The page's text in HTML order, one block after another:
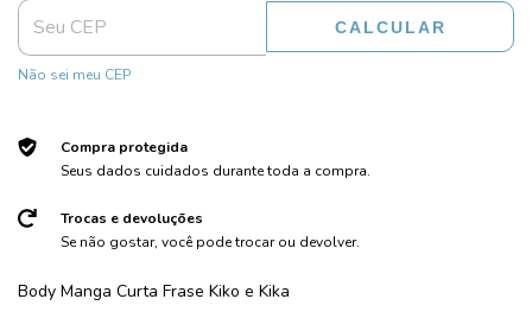
CALCULAR
Não sei meu CEP
Compra protegida
Seus dados cuidados durante toda a compra.
Trocas e devoluções
Se não gostar, você pode trocar ou devolver.
Body Manga Curta Frase Kiko e Kika